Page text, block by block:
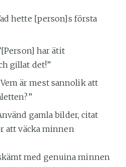
hette [person]s första
har ätit
gillat det!”
är mest sannolik att
gamla bilder, citat
att väcka minnen
med genuina minnen